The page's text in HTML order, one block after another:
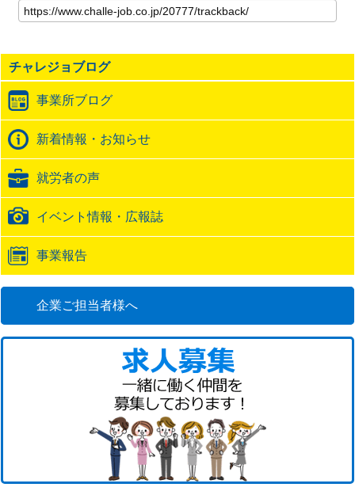
の
記
の
ト
ッ
ク
バ
ッ
ク
URL
チャレジョブログ
事業所ブログ
新着情報・お知らせ
就労者の声
イベント情報・広報誌
事業報告
企業ご担当者様へ